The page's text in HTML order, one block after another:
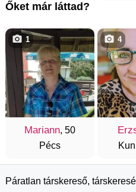
Őket már láttad?
Mariann, 50
Pécs
1 4
Páratlan társkereső,